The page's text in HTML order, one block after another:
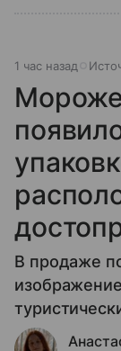
1 час назад
В продаже